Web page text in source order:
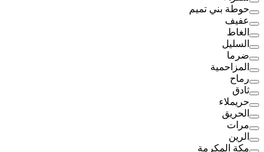
حوطة بني تميم
عفيف
الغاط
السليل
ضرما
المزاحمية
رماح
ثادق
حريملاء
الحريق
مرات
الرين
مكة المكرمة